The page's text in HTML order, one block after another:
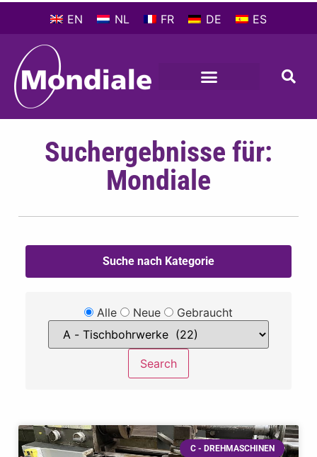
EN NL FR DE ES
Suchergebnisse für:
Mondiale
Suche nach Kategorie
Alle Neue Gebraucht
C - DREHMASCHINEN